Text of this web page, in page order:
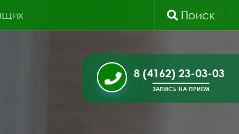
Поиск
8 (4162) 23-03-03
ЗАПИСЬ НА ПРИЁМ